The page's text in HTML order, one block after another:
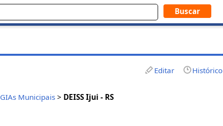
Editar Histórico
GIAs Municipais > DEISS Ijui - RS